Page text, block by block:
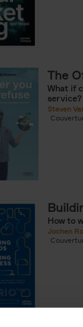
filterThe
What if
service?
Steven
How to
Jochen